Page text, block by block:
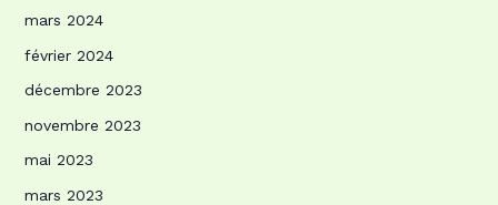
mars 2024
février 2024
décembre 2023
novembre 2023
mai 2023
mars 2023